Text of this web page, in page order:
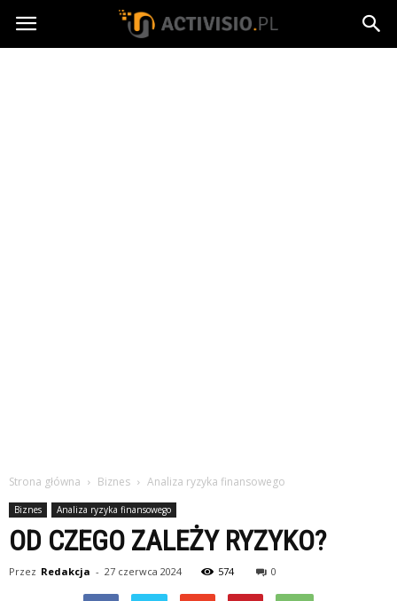
Activisio.pl
Strona główna Biznes Analiza ryzyka finansowego
Biznes Analiza ryzyka finansowego
OD CZEGO ZALEŻY RYZYKO?
Przez Redakcja - 27 czerwca 2024 574 0